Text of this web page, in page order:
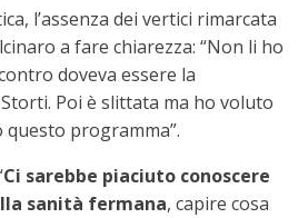
l’assenza dei vertici rimarcata
a fare chiarezza: “Non li ho
doveva essere la
Poi è slittata ma ho voluto
programma”.
Ci sarebbe piaciuto conoscere
sanità fermana, capire cosa